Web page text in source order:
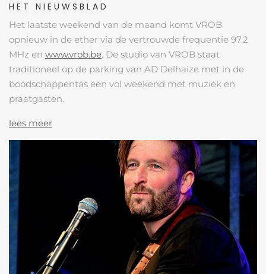
HET NIEUWSBLAD
Het laatste weekend van de maand komt VROB
opnieuw in de ether via de vertrouwde frequentie 97.2
MHz en www.vrob.be. De studio van VROB staat
traditioneel op de parking van AD Delhaize met in de
boodschappentas een vol weekend met muziek en
praatgasten.
lees meer